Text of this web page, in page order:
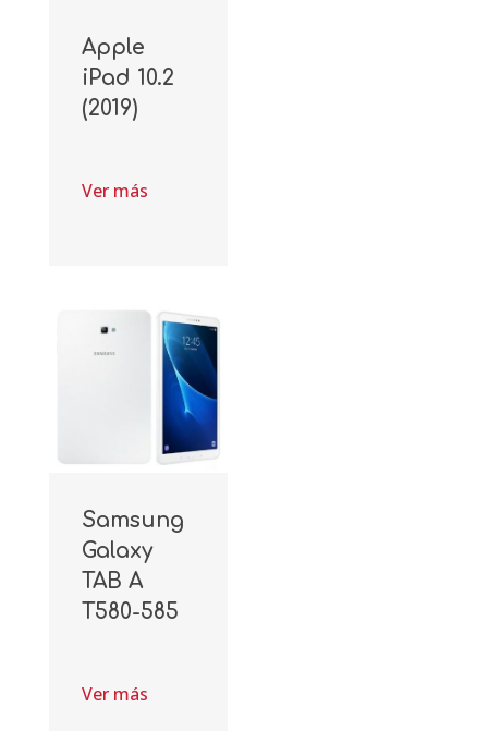
Apple
iPad 10.2
(2019)
Ver más
Samsung
Galaxy
TAB A
T580-585
Ver más